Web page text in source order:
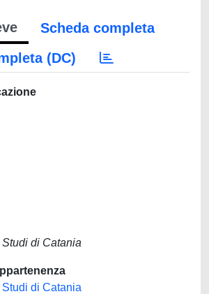
Scheda completa
(DC)
di Catania
di Catania